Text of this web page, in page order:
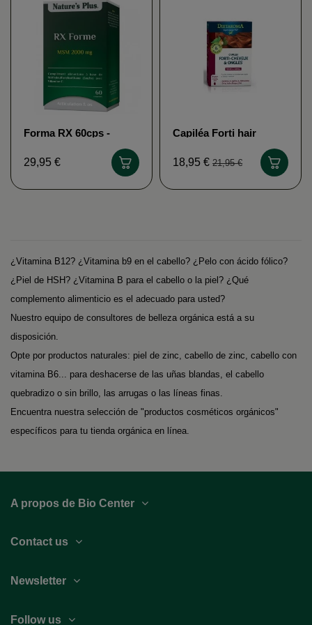
Forma RX 60cps -
de Nature's Plus
29,95 €
Capiléa Forti hair
18,95 €21,95 €
¿Vitamina B12? ¿Vitamina b9 en el cabello? ¿Pelo con ácido fólico?
¿Piel de HSH? ¿Vitamina B para el cabello o la piel? ¿Qué
complemento alimenticio es el adecuado para usted?
Nuestro equipo de consultores de belleza orgánica está a su
disposición.
Opte por productos naturales: piel de zinc, cabello de zinc, cabello con
vitamina B6... para deshacerse de las uñas blandas, el cabello
quebradizo o sin brillo, las arrugas o las líneas finas.
Encuentra nuestra selección de "productos cosméticos orgánicos"
específicos para tu tienda orgánica en línea.
A propos de Bio Center
Contact us
Follow us
Newsletter